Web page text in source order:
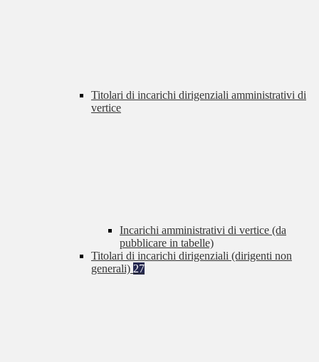
Titolari di incarichi dirigenziali amministrativi di
vertice
Incarichi amministrativi di vertice (da
pubblicare in tabelle)
Titolari di incarichi dirigenziali (dirigenti non
generali) 27